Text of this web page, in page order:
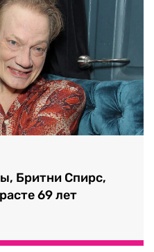
Бритни Спирс,
69 лет